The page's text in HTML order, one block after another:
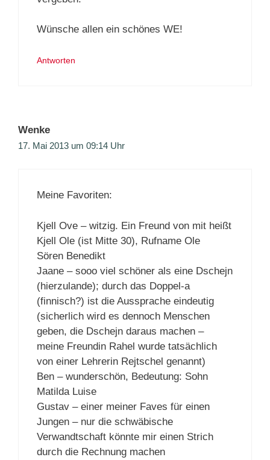
Wünsche allen ein schönes WE!
Antworten
Wenke
17. Mai 2013 um 09:14 Uhr
Meine Favoriten:
Kjell Ove – witzig. Ein Freund von mit heißt
Kjell Ole (ist Mitte 30), Rufname Ole
Sören Benedikt
Jaane – sooo viel schöner als eine Dschejn
(hierzulande); durch das Doppel-a
(finnisch?) ist die Aussprache eindeutig
(sicherlich wird es dennoch Menschen
geben, die Dschejn daraus machen –
meine Freundin Rahel wurde tatsächlich
von einer Lehrerin Rejtschel genannt)
Ben – wunderschön, Bedeutung: Sohn
Matilda Luise
Gustav – einer meiner Faves für einen
Jungen – nur die schwäbische
Verwandtschaft könnte mir einen Strich
durch die Rechnung machen